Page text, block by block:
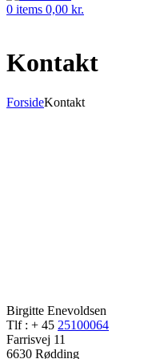
0 items 0,00 kr.
Kontakt
ForsideKontakt
Birgitte Enevoldsen
Tlf : + 45 25100064
Farrisvej 11
6630 Rødding